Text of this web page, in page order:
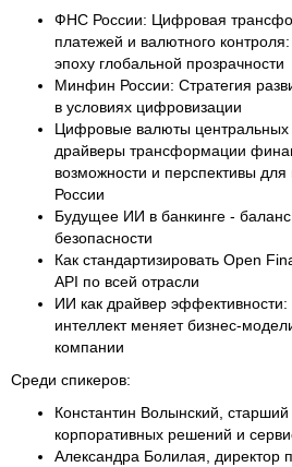
ФНС России: Цифровая
платежей и валютного
эпоху глобальной прозрачности
Минфин России: Стратегия
в условиях цифровизации
Цифровые валюты центральных
драйверы трансформации
возможности и перспективы
России
Будущее ИИ в банкинге -
безопасности
Как стандартизировать Open
API по всей отрасли
ИИ как драйвер эффективности:
интеллект меняет бизнес-
компании
Среди спикеров:
Константин Волынский,
корпоративных решений и
Александра Болилая, директор